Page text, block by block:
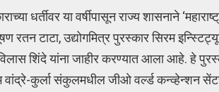
धर्तीवर या वर्षीपासून राज्य शासनाने
रतन टाटा, उद्योगमित्र पुरस्कार सिरम
शिंदे यांना जाहीर करण्यात आला आहे. हे
वांद्रे-कुर्ला संकुलमधील जीओ वर्ल्ड कन्व्हेन्शन